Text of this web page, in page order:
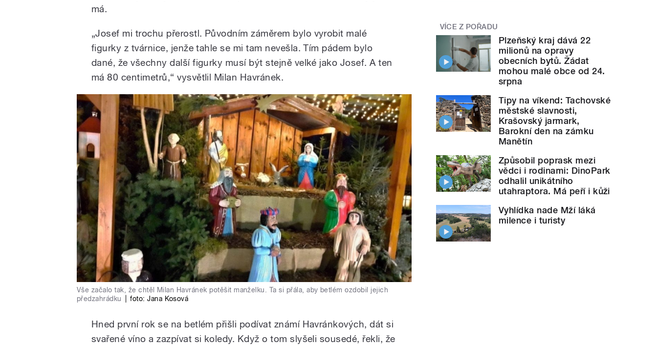
má.
„Josef mi trochu přerostl. Původním záměrem bylo vyrobit malé
figurky z tvárnice, jenže tahle se mi tam nevešla. Tím pádem bylo
dané, že všechny další figurky musí být stejně velké jako Josef. A ten
má 80 centimetrů,“ vysvětlil Milan Havránek.
Vše začalo tak, že chtěl Milan Havránek potěšit manželku. Ta si přála, aby betlém ozdobil jejich
předzahrádku
foto: Jana Kosová
Hned první rok se na betlém přišli podívat známí Havránkových, dát si
svařené víno a zazpívat si koledy. Když o tom slyšeli sousedé, řekli, že
VÍCE Z POŘADU
Plzeňský kraj dává 22
milionů na opravy
obecních bytů. Žádat
mohou malé obce od 24.
srpna
Tipy na víkend: Tachovské
městské slavnosti,
Krašovský jarmark,
Barokní den na zámku
Manětín
Způsobil poprask mezi
vědci i rodinami: DinoPark
odhalil unikátního
utahraptora. Má peří i kůži
Vyhlídka nade Mží láká
milence i turisty